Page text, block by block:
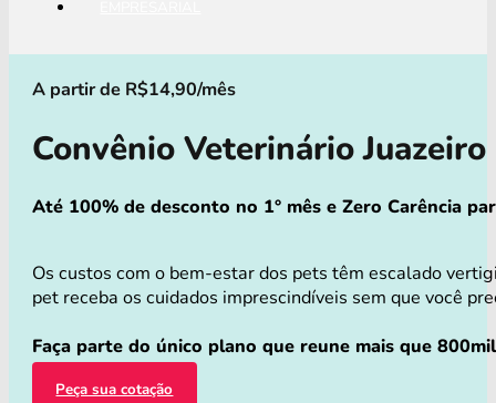
A partir de R$14,90/mês
Convênio Veterinário
Até 100% de desconto no 1° mês e Zero Carência
Os custos com o bem-estar dos pets têm escalado
pet receba os cuidados imprescindíveis sem que você
Faça parte do único plano que reune mais que
Peça sua cotação